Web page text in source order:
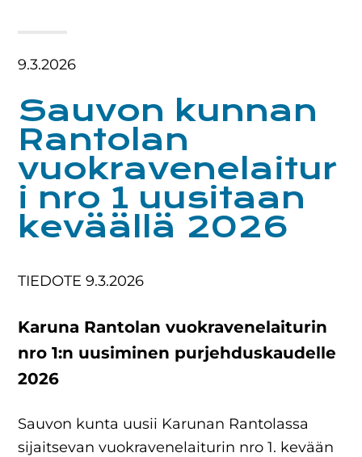
9.3.2026
Sauvon kunnan
Rantolan
vuokravenelaitur
i nro 1 uusitaan
keväällä 2026
TIEDOTE 9.3.2026
Karuna Rantolan vuokravenelaiturin
nro 1:n uusiminen purjehduskaudelle
2026
Sauvon kunta uusii Karunan Rantolassa
sijaitsevan vuokravenelaiturin nro 1. kevään